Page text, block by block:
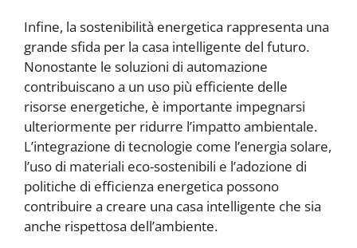
Infine, la sostenibilità energetica rappresenta una
grande sfida per la casa intelligente del futuro.
Nonostante le soluzioni di automazione
contribuiscano a un uso più efficiente delle
risorse energetiche, è importante impegnarsi
ulteriormente per ridurre l’impatto ambientale.
L’integrazione di tecnologie come l’energia solare,
l’uso di materiali eco-sostenibili e l’adozione di
politiche di efficienza energetica possono
contribuire a creare una casa intelligente che sia
anche rispettosa dell’ambiente.